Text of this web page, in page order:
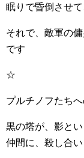
眠りで昏倒させ
それで、敵軍の
です
☆
プルチノフたち
黒の塔が、影と
仲間に、殺し合